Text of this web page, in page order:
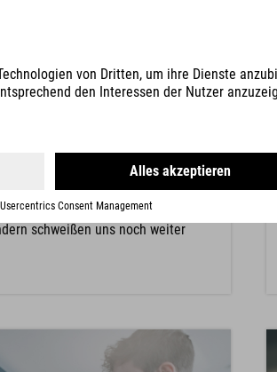
Soweit das Auge reicht und direkt
Bei uns gelebte Praxis. After Work
Teilnahme an Sport- und
nicht nur positiv auf deine
schweißen uns noch weiter